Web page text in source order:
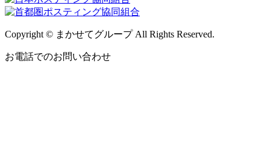
Copyright © まかせてグループ All Rights Reserved.
お電話でのお問い合わせ